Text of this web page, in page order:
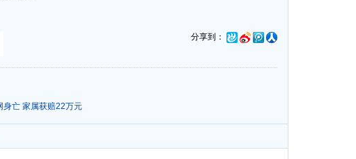
分享到：
身亡 家属获赔22万元